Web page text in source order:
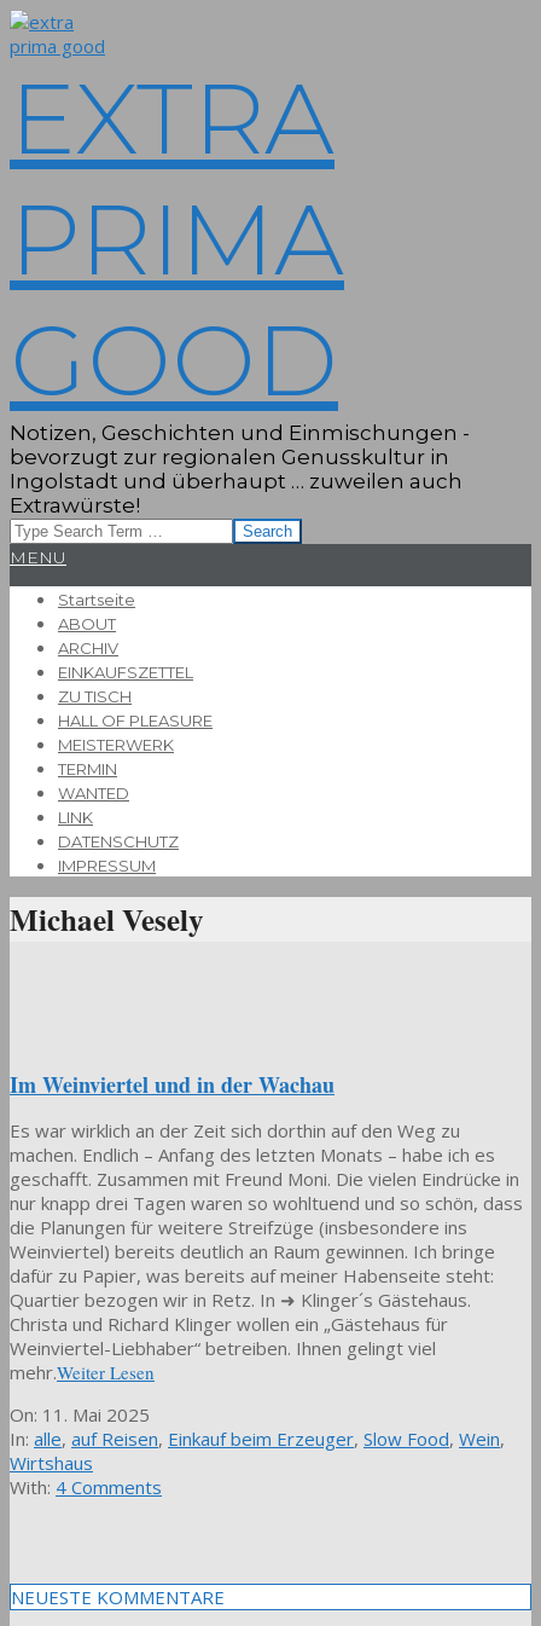
Skip
to
EXTRA
PRIMA
GOOD
Notizen, Geschichten und Einmischungen -
bevorzugt zur regionalen Genusskultur in
Ingolstadt und überhaupt … zuweilen auch
Extrawürste!
Search
Primary
Menu
MENU
Startseite
ABOUT
ARCHIV
EINKAUFSZETTEL
ZU TISCH
HALL OF PLEASURE
MEISTERWERK
TERMIN
WANTED
LINK
DATENSCHUTZ
IMPRESSUM
Michael Vesely
Im Weinviertel und in der Wachau
Es war wirklich an der Zeit sich dorthin auf den Weg zu
machen. Endlich – Anfang des letzten Monats – habe ich es
geschafft. Zusammen mit Freund Moni. Die vielen Eindrücke in
nur knapp drei Tagen waren so wohltuend und so schön, dass
die Planungen für weitere Streifzüge (insbesondere ins
Weinviertel) bereits deutlich an Raum gewinnen. Ich bringe
dafür zu Papier, was bereits auf meiner Habenseite steht:
Quartier bezogen wir in Retz. In ➜ Klinger´s Gästehaus.
Christa und Richard Klinger wollen ein „Gästehaus für
Weinviertel-Liebhaber“ betreiben. Ihnen gelingt viel
mehr.Weiter Lesen
2025-
05-
11
On: 11. Mai 2025
In: alle, auf Reisen, Einkauf beim Erzeuger, Slow Food, Wein,
Wirtshaus
With: 4 Comments
NEUESTE KOMMENTARE